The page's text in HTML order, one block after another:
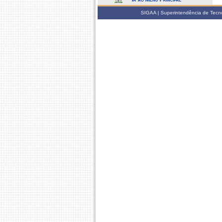
SIGAA | Superintendência de